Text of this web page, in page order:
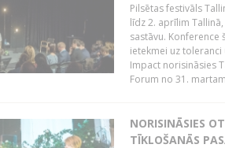
Pilsētas festivāls
līdz 2. aprīlim
sastāvu.
ietekmei uz
Impact norisināsies
Forum no 31.
NORISINĀSIES
TĪKLOŠANĀS